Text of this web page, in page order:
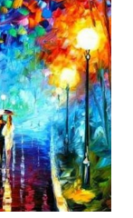
menggambar
gambar lebih
satu syaratnya
merupakan
bahan yang paling